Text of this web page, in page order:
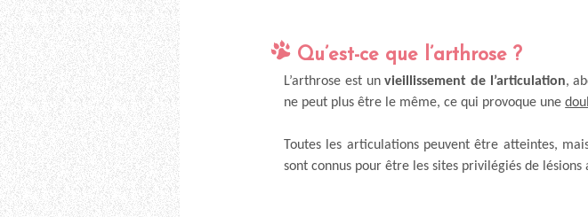
Qu’est-ce que l’arthrose ?
L’arthrose est unvieillissement de l’articulation,
ne peut plus être le même, ce qui provoque une
Toutes les articulations peuvent être atteintes,
sont connus pour être les sites privilégiés de lésions